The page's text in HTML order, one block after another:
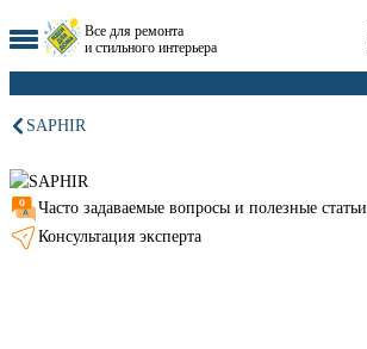
Все для ремонта
и стильного интерьера
SAPHIR
Часто задаваемые вопросы и полезные статьи
Консультация эксперта